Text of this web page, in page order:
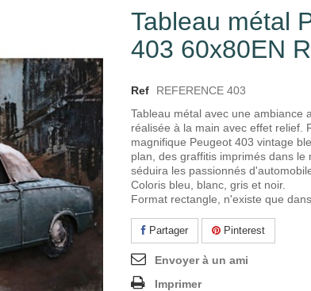
Tableau métal
403 60x80EN
Ref
REFERENCE 403
Tableau métal avec une ambiance
réalisée à la main avec effet relief.
magnifique Peugeot 403 vintage
plan, des graffitis imprimés dans le
séduira les passionnés
Coloris bleu, blanc, gris et noir.
Format rectangle, n'existe que
Partager Pinterest
Envoyer à un ami
Imprimer